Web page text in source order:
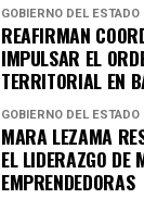
GOBIERNO DEL ESTADO
REAFIRMAN
IMPULSAR EL
TERRITORIAL EN
GOBIERNO DEL ESTADO
MARA LEZAMA
EL LIDERAZGO DE
EMPRENDEDORAS